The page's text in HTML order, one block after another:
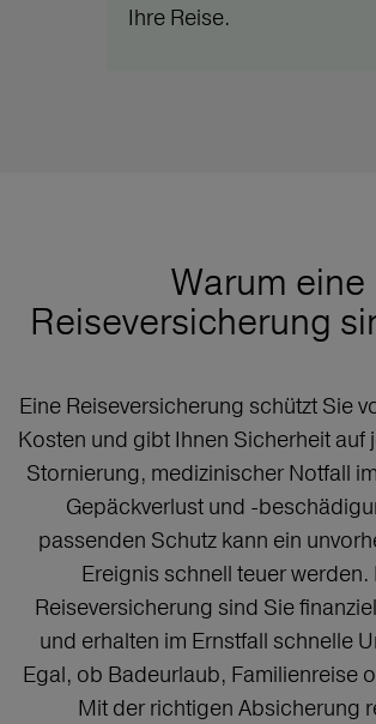
Ihre Reise.
Warum eine
Reiseversicherung
Eine Reiseversicherung schützt Sie
Kosten und gibt Ihnen Sicherheit auf
Stornierung, medizinischer Notfall
Gepäckverlust und -
passenden Schutz kann ein
Ereignis schnell teuer werden.
Reiseversicherung sind Sie
und erhalten im Ernstfall schnelle
Egal, ob Badeurlaub, Familienreise
Mit der richtigen Absicherung